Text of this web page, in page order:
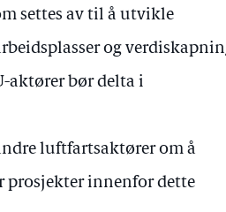
settes av til å utvikle
og
aktører bør delta i
luftfartsaktører om å
prosjekter innenfor dette